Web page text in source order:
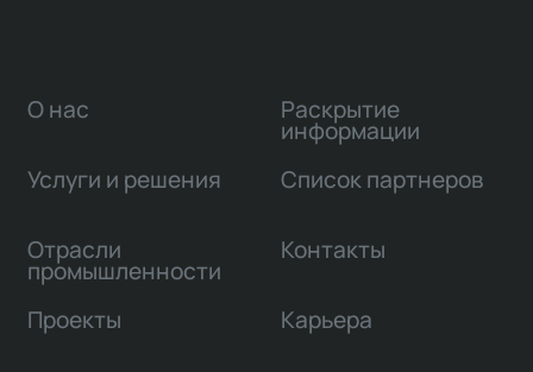
О нас
Услуги и решения
Отрасли
промышленности
Проекты
Раскрытие
информации
Список партнеров
Контакты
Карьера